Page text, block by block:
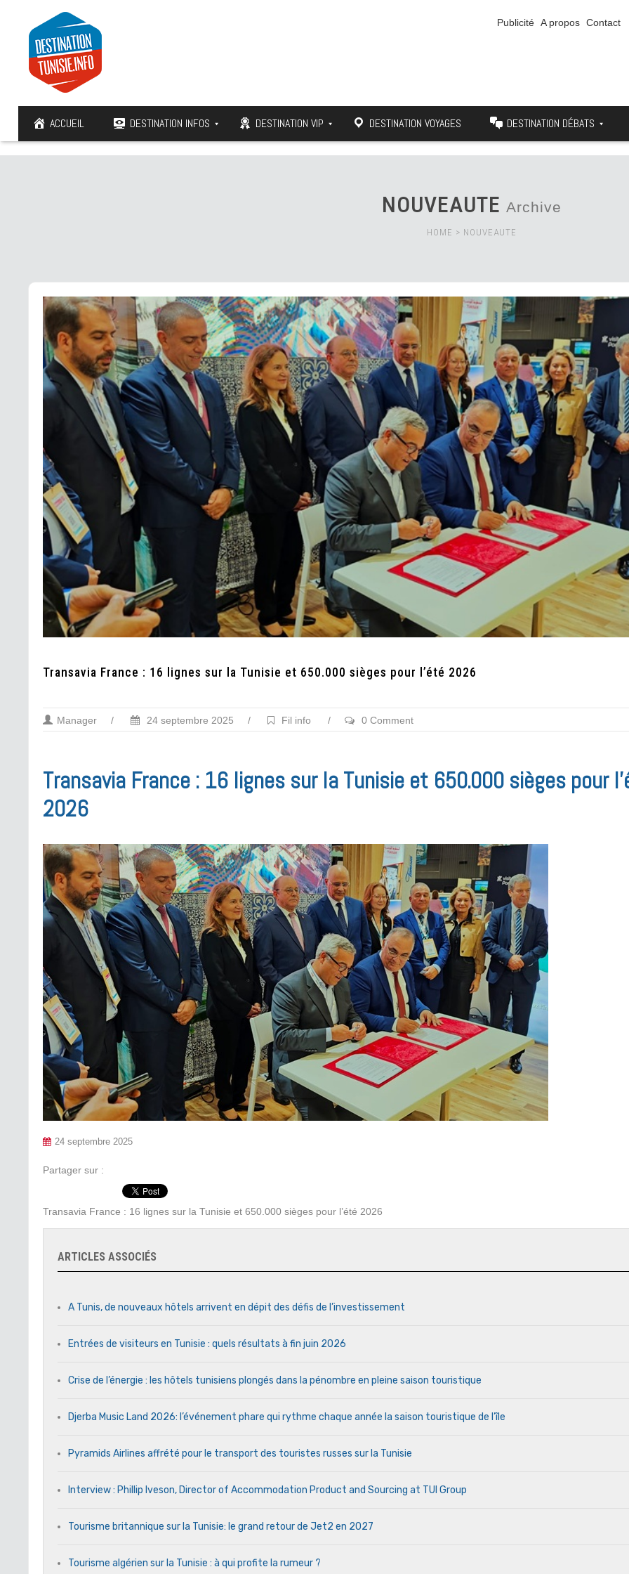
Publicité A propos Contact
ACCUEIL DESTINATION INFOS DESTINATION VIP DESTINATION VOYAGES DESTINATION DÉBATS
NOUVEAUTE Archive
HOME > NOUVEAUTE
Transavia France : 16 lignes sur la Tunisie et 650.000 sièges pour l’été 2026
Manager / 24 septembre 2025 / Fil info / 0 Comment
Transavia France : 16 lignes sur la Tunisie et 650.000 sièges pour
2026
24 septembre 2025
Partager sur :
Transavia France : 16 lignes sur la Tunisie et 650.000 sièges pour l’été 2026
ARTICLES ASSOCIÉS
A Tunis, de nouveaux hôtels arrivent en dépit des défis de l’investissement
Entrées de visiteurs en Tunisie : quels résultats à fin juin 2026
Crise de l’énergie : les hôtels tunisiens plongés dans la pénombre en pleine saison touristique
Djerba Music Land 2026: l’événement phare qui rythme chaque année la saison touristique de l’île
Pyramids Airlines affrété pour le transport des touristes russes sur la Tunisie
Interview : Phillip Iveson, Director of Accommodation Product and Sourcing at TUI Group
Tourisme britannique sur la Tunisie: le grand retour de Jet2 en 2027
Tourisme algérien sur la Tunisie : à qui profite la rumeur ?